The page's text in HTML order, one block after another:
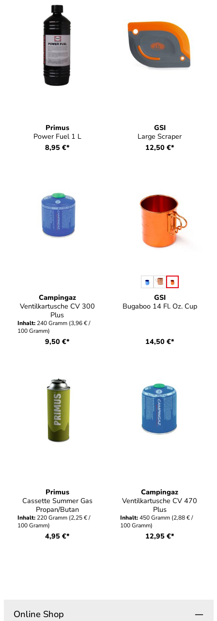
Primus
Power Fuel 1 L
8,95 €*
GSI
Large Scraper
12,50 €*
Campingaz
Ventilkartusche CV 300
Plus
Inhalt: 240 Gramm (3,96 € /
100 Gramm)
9,50 €*
GSI
Bugaboo 14 Fl. Oz. Cup
auswählen
14,50 €*
Primus
Cassette Summer Gas
Propan/Butan
Inhalt: 220 Gramm (2,25 € /
100 Gramm)
4,95 €*
Campingaz
Ventilkartusche CV 470
Plus
Inhalt:450 Gramm (2,88 € /
100 Gramm)
12,95 €*
Online Shop